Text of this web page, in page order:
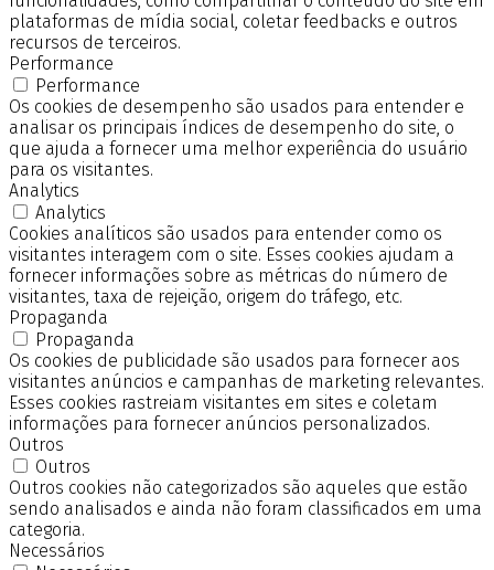
plataformas de mídia social, coletar feedbacks e outros
recursos de terceiros.
Performance
Performance
Os cookies de desempenho são usados para entender e
analisar os principais índices de desempenho do site, o
que ajuda a fornecer uma melhor experiência do usuário
para os visitantes.
Analytics
Analytics
Cookies analíticos são usados para entender como os
visitantes interagem com o site. Esses cookies ajudam a
fornecer informações sobre as métricas do número de
visitantes, taxa de rejeição, origem do tráfego, etc.
Propaganda
Propaganda
Os cookies de publicidade são usados para fornecer aos
visitantes anúncios e campanhas de marketing relevantes.
Esses cookies rastreiam visitantes em sites e coletam
informações para fornecer anúncios personalizados.
Outros
Outros
Outros cookies não categorizados são aqueles que estão
sendo analisados e ainda não foram classificados em uma
categoria.
Necessários